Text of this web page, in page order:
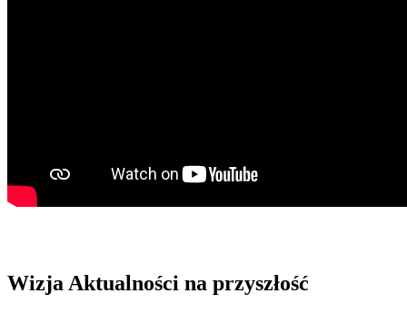
Wizja Aktualności na przyszłość